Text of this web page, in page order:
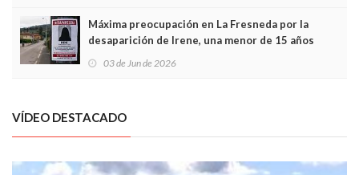
Máxima preocupación en La Fresneda por la
desaparición de Irene, una menor de 15 años
03 de Jun de 2026
VÍDEO DESTACADO